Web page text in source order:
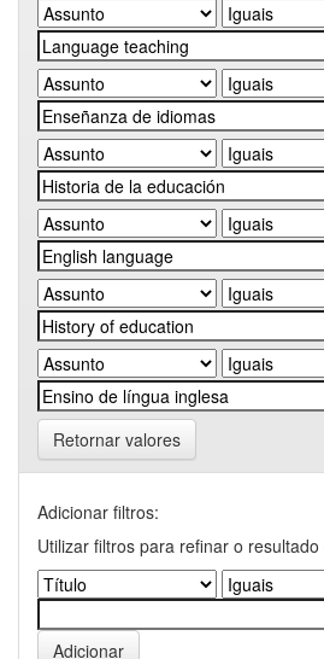
Retornar valores
Adicionar filtros:
Utilizar filtros para refinar o